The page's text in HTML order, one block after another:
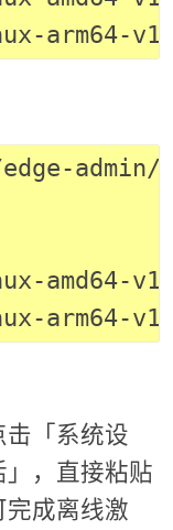
admin/
「系统设
，直接粘贴
成离线激